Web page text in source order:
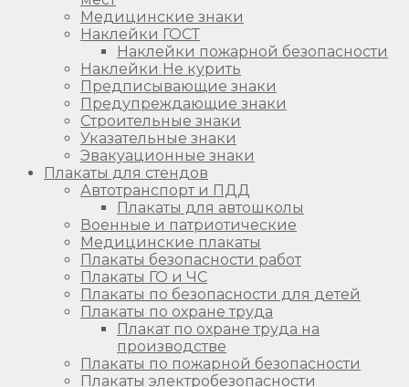
Медицинские знаки
Наклейки ГОСТ
Наклейки пожарной безопасности
Наклейки Не курить
Предписывающие знаки
Предупреждающие знаки
Строительные знаки
Указательные знаки
Эвакуационные знаки
Плакаты для стендов
Автотранспорт и ПДД
Плакаты для автошколы
Военные и патриотические
Медицинские плакаты
Плакаты безопасности работ
Плакаты ГО и ЧС
Плакаты по безопасности для детей
Плакаты по охране труда
Плакат по охране труда на
производстве
Плакаты по пожарной безопасности
Плакаты электробезопасности